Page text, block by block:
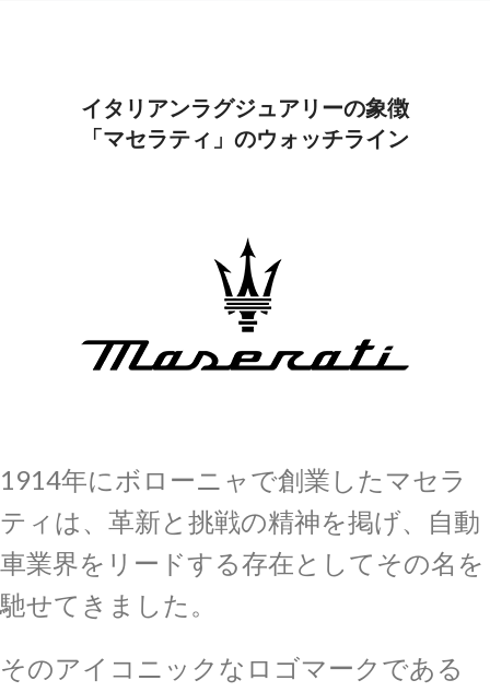
イタリアンラグジュアリーの象徴
「マセラティ」のウォッチライン
1914年にボローニャで創業したマセラ
ティは、革新と挑戦の精神を掲げ、自動
車業界をリードする存在としてその名を
馳せてきました。
そのアイコニックなロゴマークである